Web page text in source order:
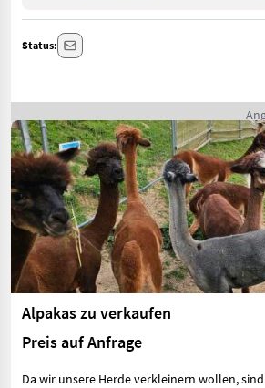
Status:
Alpakas zu verkaufen
Preis auf Anfrage
Da wir unsere Herde verkleinern wollen,